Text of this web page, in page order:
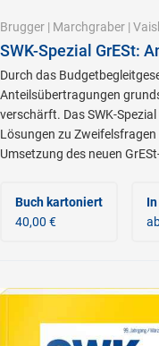
Brugger | Marchgraber |
SWK-Spezial GrESt:
Durch das
Anteilsübertragungen
verschärft. Das SWK-
Lösungen zu
Umsetzung des neuen
Buch kartoniert
40,00 €